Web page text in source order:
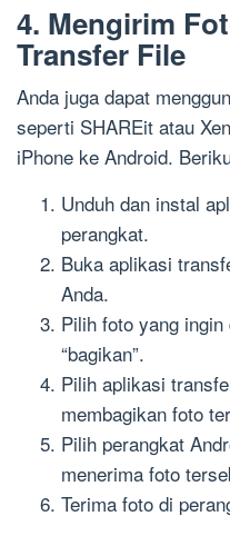
4. Mengirim
Transfer File
Anda juga dapat
seperti SHAREit atau
iPhone ke Android.
Unduh dan instal
perangkat.
Buka aplikasi
Anda.
Pilih foto yang
“bagikan”.
Pilih aplikasi
membagikan foto
Pilih perangkat
menerima foto
Terima foto di